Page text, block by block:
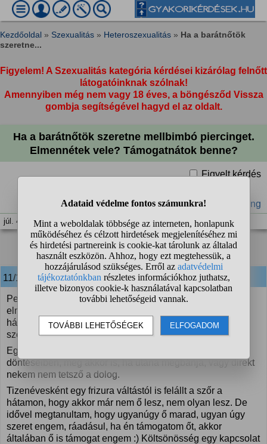
Kezdőoldal » Szexualitás » Heteroszexualitás » Ha a barátnőtök
szeretne...
Figyelem! A Szexualitás kategória kérdései kizárólag felnőtt
látogatóinknak szólnak!
Amennyiben még nem vagy 18 éves, a böngésződ Vissza
gombja segítségével hagyd el az oldalt.
Ha a barátnőtök szeretne mellbimbó piercinget.
Elmennétek vele? Támogatnátok benne?
Figyelt kérdés
#piercing
júl. 4. 00:57
❮ 1 2
11/17 anonim válasza:
Persze, elmennék és támogatnám benne, de előtte
elmondanám, hogy mikre számítson. Vannak előnyei és
hátrányai is. Lebeszélni nem beszélném le, de ha nem
szeretne, rá se szeretném venni.
Egész egyszerűen a saját páromat támogatom a saját
döntéseiben, még akkor is, ha utána megbánja, vagy direkt
nekem nem tetsző a dolog.
Tizenévesként egy frizura váltástól is felállt a szőr a
hátamon, hogy akkor már nem ő lesz, nem olyan lesz. De
idővel megtanultam, hogy ugyanúgy ő marad, ugyan úgy
szeret engem, ráadásul, ha én támogatom őt, akkor
általában ő is támogat engem :) Költsönösség egy kapcsolat